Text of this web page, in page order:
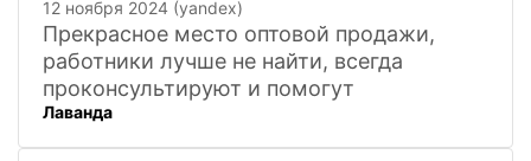
12 ноября 2024 (yandex)
Прекрасное место оптовой продажи,
работники лучше не найти, всегда
проконсультируют и помогут
Лаванда